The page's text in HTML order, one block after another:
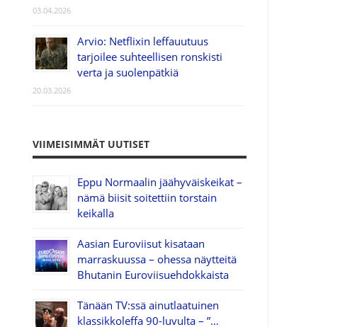
03.04.2026
Arvio: Netflixin leffauutuus
tarjoilee suhteellisen ronskisti
verta ja suolenpätkiä
20.03.2026
VIIMEISIMMÄT UUTISET
Eppu Normaalin jäähyväiskeikat –
nämä biisit soitettiin torstain
keikalla
Aasian Euroviisut kisataan
marraskuussa – ohessa näytteitä
Bhutanin Euroviisuehdokkaista
Tänään TV:ssä ainutlaatuinen
klassikkoleffa 90-luvulta – ”…